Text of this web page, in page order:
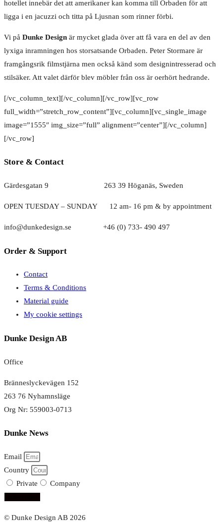
hotellet innebär det att amerikaner kan komma till Orbaden för att
ligga i en jacuzzi och titta på Ljusnan som rinner förbi.
Vi på Dunke Design är mycket glada över att få vara en del av den
lyxiga inramningen hos storsatsande Orbaden. Peter Stormare är
framgångsrik filmstjärna men också känd som designintresserad och
stilsäker. Att valet därför blev möbler från oss är oerhört hedrande.
[/vc_column_text][/vc_column][/vc_row][vc_row
full_width=”stretch_row_content”][vc_column][vc_single_image
image=”1555″ img_size=”full” alignment=”center”][/vc_column]
[/vc_row]
Store & Contact
Gärdesgatan 9 263 39 Höganäs, Sweden
OPEN TUESDAY – SUNDAY 1 2 am- 16 pm & by appointment
info@dunkedesign.se +46 (0) 733- 490 497
Order & Support
Contact
Terms & Conditions
Material guide
My cookie settings
Dunke Design AB
Office
Bränneslyckevägen 152
263 76 Nyhamnsläge
Org Nr: 559003-0713
Dunke News
Email
Country
Private
Company
© Dunke Design AB 2026